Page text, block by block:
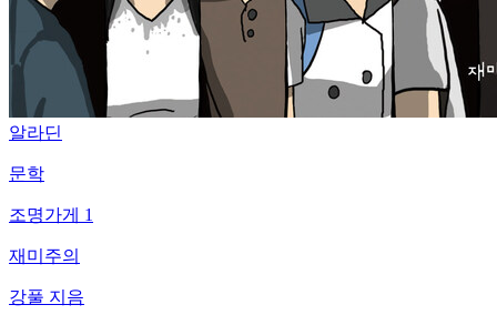
알라딘
문학
조명가게 1
재미주의
강풀 지음